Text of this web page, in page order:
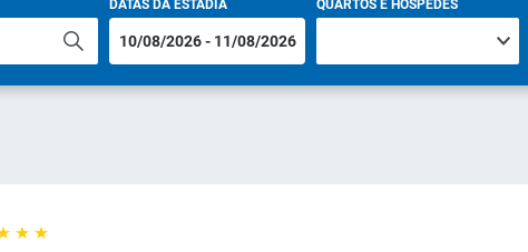
DATAS DA ESTADIA QUARTOS E HÓSPEDES